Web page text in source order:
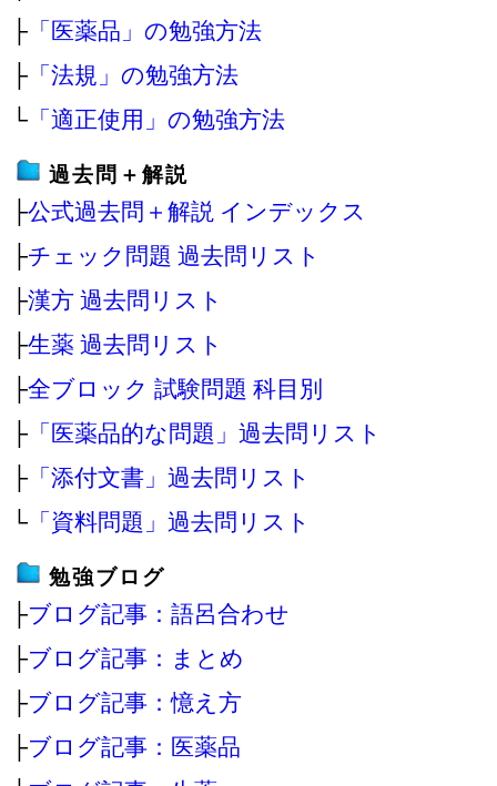
├ 「医薬品」の勉強方法
├ 「法規」の勉強方法
└ 「適正使用」の勉強方法
過去問＋解説
├公式過去問＋解説 インデックス
├チェック問題 過去問リスト
├漢方 過去問リスト
├生薬 過去問リスト
├全ブロック 試験問題 科目別
├ 「医薬品的な問題」過去問リスト
├ 「添付文書」過去問リスト
└ 「資料問題」過去問リスト
勉強ブログ
├ブログ記事：語呂合わせ
├ブログ記事：まとめ
├ブログ記事：憶え方
├ブログ記事：医薬品